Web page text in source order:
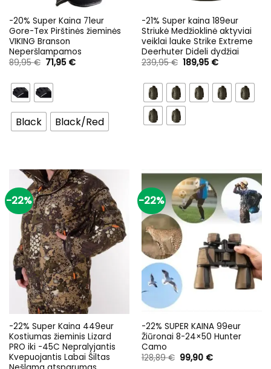
-20% Super Kaina 71eur
Gore-Tex Pirštinės žieminės
VIKING Branson
Neperšlampamos
89,95€ Original
price
89,95 €.
71,95 €Current
Black Black/Red
-21% Super kaina 189eur
Striukė Medžioklinė aktyviai
veiklai lauke Strike Extreme
Deerhuter Dideli dydžiai
239,95€ Original
price
239,95 €.
189,95 €Current
189,95 €.
-22%
-22% Super Kaina 449eur
Kostiumas žieminis Lizard
PRO iki -45C Nepralyjantis
Kvepuojantis Labai Šiltas
-22%
-22% SUPER KAINA 99eur
Žiūronai 8-24×50 Hunter
Camo
128,89€ Original
price
99,90 €Current